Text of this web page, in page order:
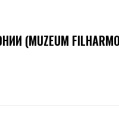
(MUZEUM